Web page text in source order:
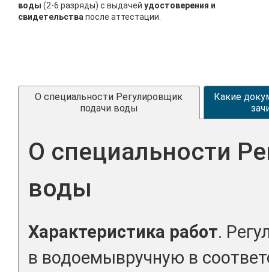
воды (2-6 разряды) с выдачей удостоверения и
свидетельствапосле аттестации.
О специальности Регулировщик
подачи воды
Какие
О специальности
воды
Характеристика работ.
в водоемывручную в